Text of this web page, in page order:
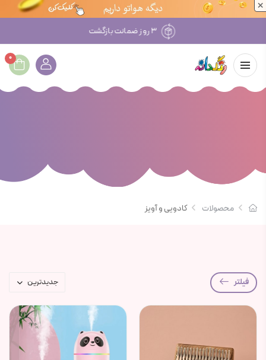
×
۳ روز ضمانت بازگشت
0
محصولات کادویی و آویز
فیلتر